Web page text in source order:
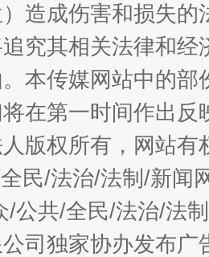
刚被判无期 从幼
造成伤害和损失
究其相关法律和
本传媒网站中的
在第一时间作出
版权所有，网站
民/法治/法制/新闻
/公共/全民/法治/法
公司独家协办发布